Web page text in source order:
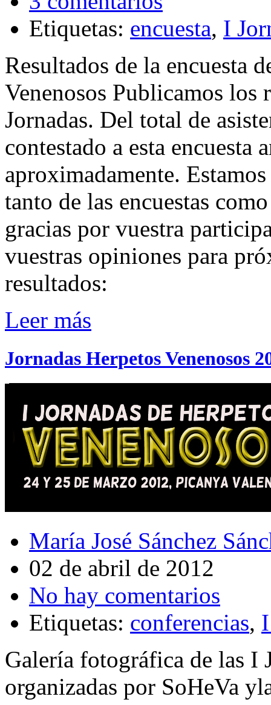
Etiquetas: encuesta, I
Resultados de la encuesta
Venenosos Publicamos los
Jornadas. Del total de
contestado a esta encuesta
aproximadamente.
tanto de las encuestas
gracias por vuestra
vuestras opiniones para
resultados:
Leer más
Jornadas Herpetos Venenosos
María José Sánchez
02 de abril de 2012
No hay comentarios
Etiquetas: conferencias,
Galería fotográfica de las I
organizadas por SoHeVa